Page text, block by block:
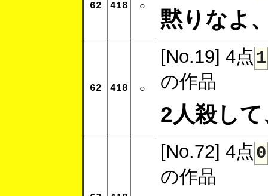
62 418 ○
黙りなよ
62 418 ○
[No.19] 4点 1
の作品
2人殺し
[No.72] 4点 0
の作品